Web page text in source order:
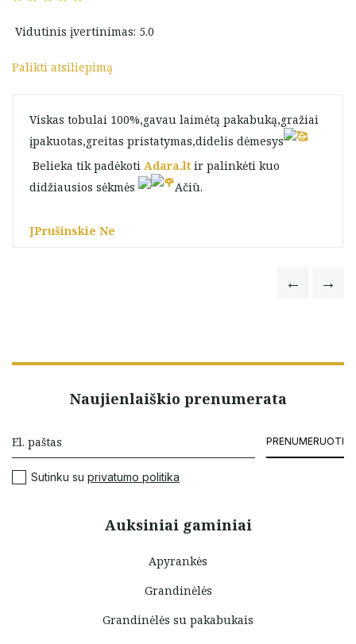
Vidutinis įvertinimas: 5.0
Palikti atsiliepimą
Viskas tobulai 100%,gavau laimėtą pakabuką,gražiai
įpakuotas,greitas pristatymas,didelis dėmesys
Belieka tik padėkoti Adara.lt ir palinkėti kuo
didžiausios sėkmės
Ačiū.
JPrušinskie Ne
Auksiniai gaminiai
Apyrankės
Grandinėlės
Grandinėlės su pakabukais
Naujienlaiškio prenumerata
PRENUMERUOTI
Sutinku su privatumo politika